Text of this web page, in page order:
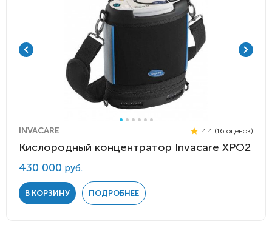
INVACARE 4.4 (16 оценок)
Кислородный концентратор Invacare XPO2
430 000 руб.
В КОРЗИНУ ПОДРОБНЕЕ